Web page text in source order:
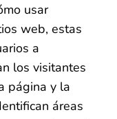
usar
web, estas
a
los visitantes
página y la
áreas